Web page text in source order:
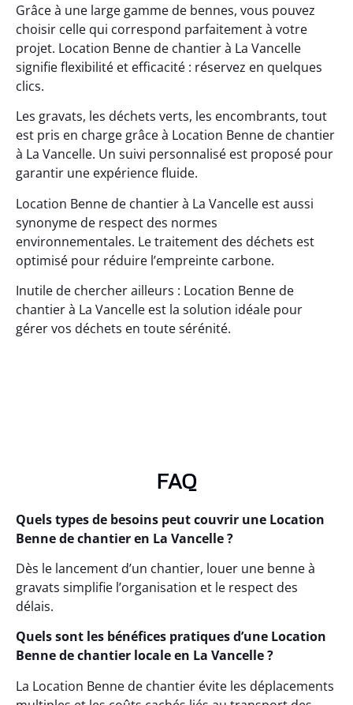
Grâce à une large gamme de bennes, vous pouvez
choisir celle qui correspond parfaitement à votre
projet. Location Benne de chantier à La Vancelle
signifie flexibilité et efficacité : réservez en quelques
clics.
Les gravats, les déchets verts, les encombrants, tout
est pris en charge grâce à Location Benne de chantier
à La Vancelle. Un suivi personnalisé est proposé pour
garantir une expérience fluide.
Location Benne de chantier à La Vancelle est aussi
synonyme de respect des normes
environnementales. Le traitement des déchets est
optimisé pour réduire l’empreinte carbone.
Inutile de chercher ailleurs : Location Benne de
chantier à La Vancelle est la solution idéale pour
gérer vos déchets en toute sérénité.
FAQ
Quels types de besoins peut couvrir une Location
Benne de chantier en La Vancelle ?
Dès le lancement d’un chantier, louer une benne à
gravats simplifie l’organisation et le respect des
délais.
Quels sont les bénéfices pratiques d’une Location
Benne de chantier locale en La Vancelle ?
La Location Benne de chantier évite les déplacements